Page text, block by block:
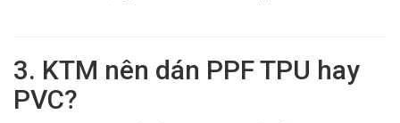
3. KTM nên dán PPF TPU hay
PVC?